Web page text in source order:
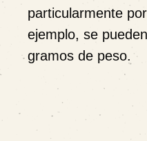
particularmente
ejemplo, se
gramos de peso.